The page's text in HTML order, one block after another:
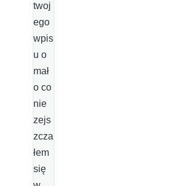
twoj
ego
wpis
u o
mał
o co
nie
zejs
zcza
łem
się